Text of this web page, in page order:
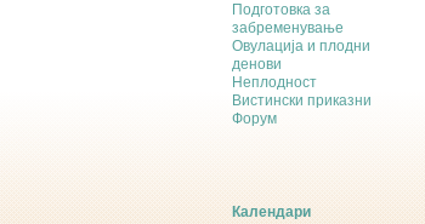
Подготовка за
забременување
Овулација и плодни
денови
Неплодност
Вистински приказни
Форум
Календари